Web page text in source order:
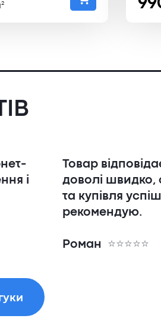
і
Товар
доволі швидко,
та купівля
рекомендую.
Роман